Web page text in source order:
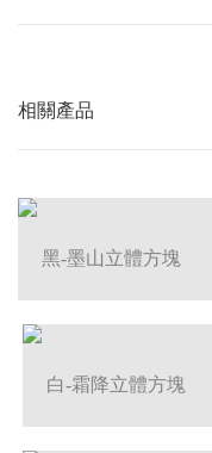
相關產品
黑-墨山立體方塊
白-霜降立體方塊